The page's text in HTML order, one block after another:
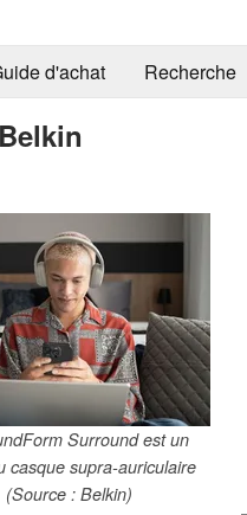
d'achat Recherche
Surround est un
casque supra-auriculaire
(Source : Belkin)